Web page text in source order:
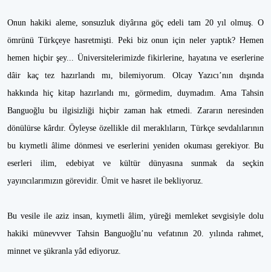
Onun hakiki aleme, sonsuzluk diyârına göç edeli tam 20 yıl olmuş. O
ömrünü Türkçeye hasretmişti. Peki biz onun için neler yaptık? Hemen
hemen hiçbir şey... Üniversitelerimizde fikirlerine, hayatına ve eserlerine
dâir kaç tez hazırlandı mı, bilemiyorum. Olcay Yazıcı’nın dışında
hakkında hiç kitap hazırlandı mı, görmedim, duymadım. Ama Tahsin
Banguoğlu bu ilgisizliği hiçbir zaman hak etmedi. Zararın neresinden
dönülürse kârdır. Öyleyse özellikle dil meraklıların, Türkçe sevdalılarının
bu kıymetli âlime dönmesi ve eserlerini yeniden okuması gerekiyor. Bu
eserleri ilim, edebiyat ve kültür dünyasına sunmak da seçkin
yayıncılarımızın görevidir. Ümit ve hasret ile bekliyoruz.
Bu vesile ile aziz insan, kıymetli âlim, yüreği memleket sevgisiyle dolu
hakiki münevvver Tahsin Banguoğlu’nu vefatının 20. yılında rahmet,
minnet ve şükranla yâd ediyoruz.